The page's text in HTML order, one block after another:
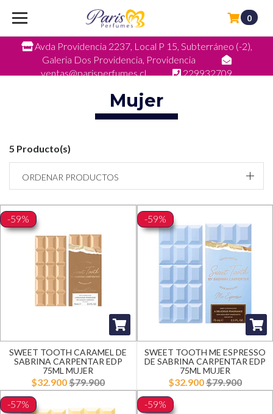
Avda Providencia 2237, Local P 15, Subterráneo (-2),
Galeria Dos Providencia, Providencia
ventas@parisperfumes.cl
229932709
0
Mujer
5 Producto(s)
ORDENAR PRODUCTOS
-59%
SWEET TOOTH CARAMEL DE
SABRINA CARPENTAR EDP
75ML MUJER
$32.900$79.900
-59%
SWEET TOOTH ME ESPRESSO
DE SABRINA CARPENTAR EDP
75ML MUJER
$32.900$79.900
-57%
-59%